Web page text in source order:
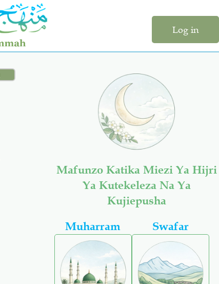
Log in
Mafunzo Katika Miezi Ya Hijri
Ya Kutekeleza Na Ya
Kujiepusha
Muharram
Swafar